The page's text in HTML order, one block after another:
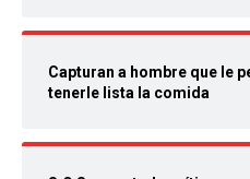
Capturan a hombre que le
tenerle lista la comida